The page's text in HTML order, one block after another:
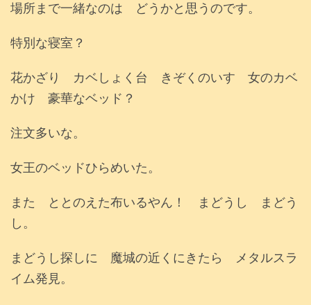
場所まで一緒なのは どうかと思うのです。
特別な寝室？
花かざり カベしょく台 きぞくのいす 女のカベ
かけ 豪華なベッド？
注文多いな。
女王のベッドひらめいた。
また ととのえた布いるやん！ まどうし まどう
し。
まどうし探しに 魔城の近くにきたら メタルスラ
イム発見。